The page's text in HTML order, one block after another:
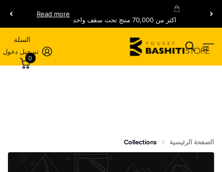
اكثر من 70,000 منتج تحت سقف واحد
Read more
تسجيل دخول
السلة
0
الصفحة الرئيسية Collections